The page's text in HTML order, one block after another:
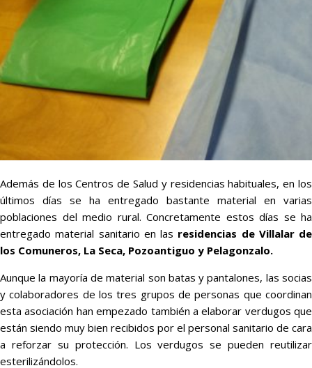
Además de los Centros de Salud y residencias habituales, en los
últimos días se ha entregado bastante material en varias
poblaciones del medio rural. Concretamente estos días se ha
entregado material sanitario en las residencias de Villalar de
los Comuneros, La Seca, Pozoantiguo y Pelagonzalo.
Aunque la mayoría de material son batas y pantalones, las socias
y colaboradores de los tres grupos de personas que coordinan
esta asociación han empezado también a elaborar verdugos que
están siendo muy bien recibidos por el personal sanitario de cara
a reforzar su protección. Los verdugos se pueden reutilizar
esterilizándolos.